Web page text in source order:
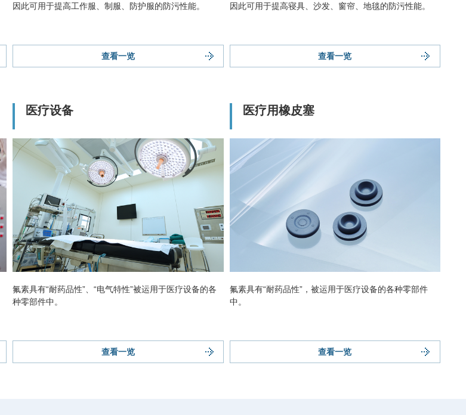
因此可用于提高工作服、制服、防护服的防污性能。
查看一览
因此可用于提高寝具、沙发、窗帘、地毯的防污性能。
查看一览
医疗设备
氟素具有“耐药品性”、“电气特性”被运用于医疗设备的各
种零部件中。
查看一览
医疗用橡皮塞
氟素具有“耐药品性”，被运用于医疗设备的各种零部件
中。
查看一览